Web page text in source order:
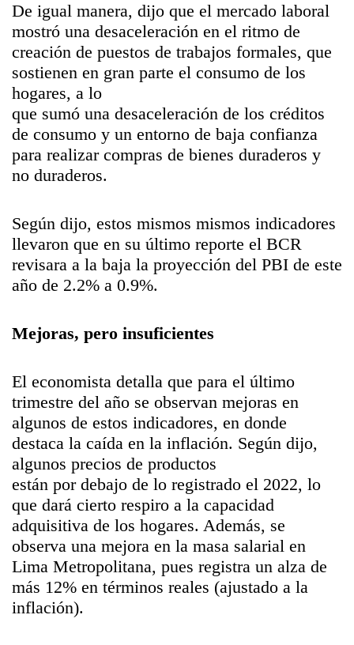
De igual manera, dijo que el mercado laboral
mostró una desaceleración en el ritmo de
creación de puestos de trabajos formales, que
sostienen en gran parte el consumo de los
hogares, a lo
que sumó una desaceleración de los créditos
de consumo y un entorno de baja confianza
para realizar compras de bienes duraderos y
no duraderos.
Según dijo, estos mismos mismos indicadores
llevaron que en su último reporte el BCR
revisara a la baja la proyección del PBI de este
año de 2.2% a 0.9%.
Mejoras, pero insuficientes
El economista detalla que para el último
trimestre del año se observan mejoras en
algunos de estos indicadores, en donde
destaca la caída en la inflación. Según dijo,
algunos precios de productos
están por debajo de lo registrado el 2022, lo
que dará cierto respiro a la capacidad
adquisitiva de los hogares. Además, se
observa una mejora en la masa salarial en
Lima Metropolitana, pues registra un alza de
más 12% en términos reales (ajustado a la
inflación).